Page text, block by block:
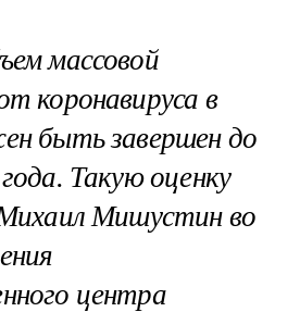
массовой
коронавируса в
быть завершен до
Такую оценку
Мишустин во
центра